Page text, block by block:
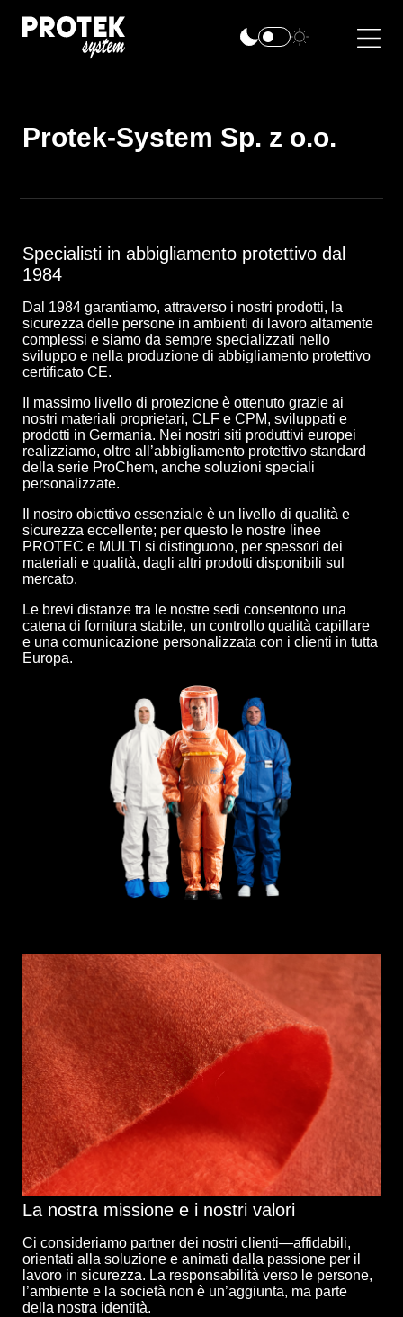
Protek-System Sp. z o.o.
Specialisti in abbigliamento protettivo dal
1984
Dal 1984 garantiamo, attraverso i nostri prodotti, la
sicurezza delle persone in ambienti di lavoro altamente
complessi e siamo da sempre specializzati nello
sviluppo e nella produzione di abbigliamento protettivo
certificato CE.
Il massimo livello di protezione è ottenuto grazie ai
nostri materiali proprietari, CLF e CPM, sviluppati e
prodotti in Germania. Nei nostri siti produttivi europei
realizziamo, oltre all’abbigliamento protettivo standard
della serie ProChem, anche soluzioni speciali
personalizzate.
Il nostro obiettivo essenziale è un livello di qualità e
sicurezza eccellente; per questo le nostre linee
PROTEC e MULTI si distinguono, per spessori dei
materiali e qualità, dagli altri prodotti disponibili sul
mercato.
Le brevi distanze tra le nostre sedi consentono una
catena di fornitura stabile, un controllo qualità capillare
e una comunicazione personalizzata con i clienti in tutta
Europa.
La nostra missione e i nostri valori
Ci consideriamo partner dei nostri clienti—affidabili,
orientati alla soluzione e animati dalla passione per il
lavoro in sicurezza. La responsabilità verso le persone,
l’ambiente e la società non è un’aggiunta, ma parte
della nostra identità.